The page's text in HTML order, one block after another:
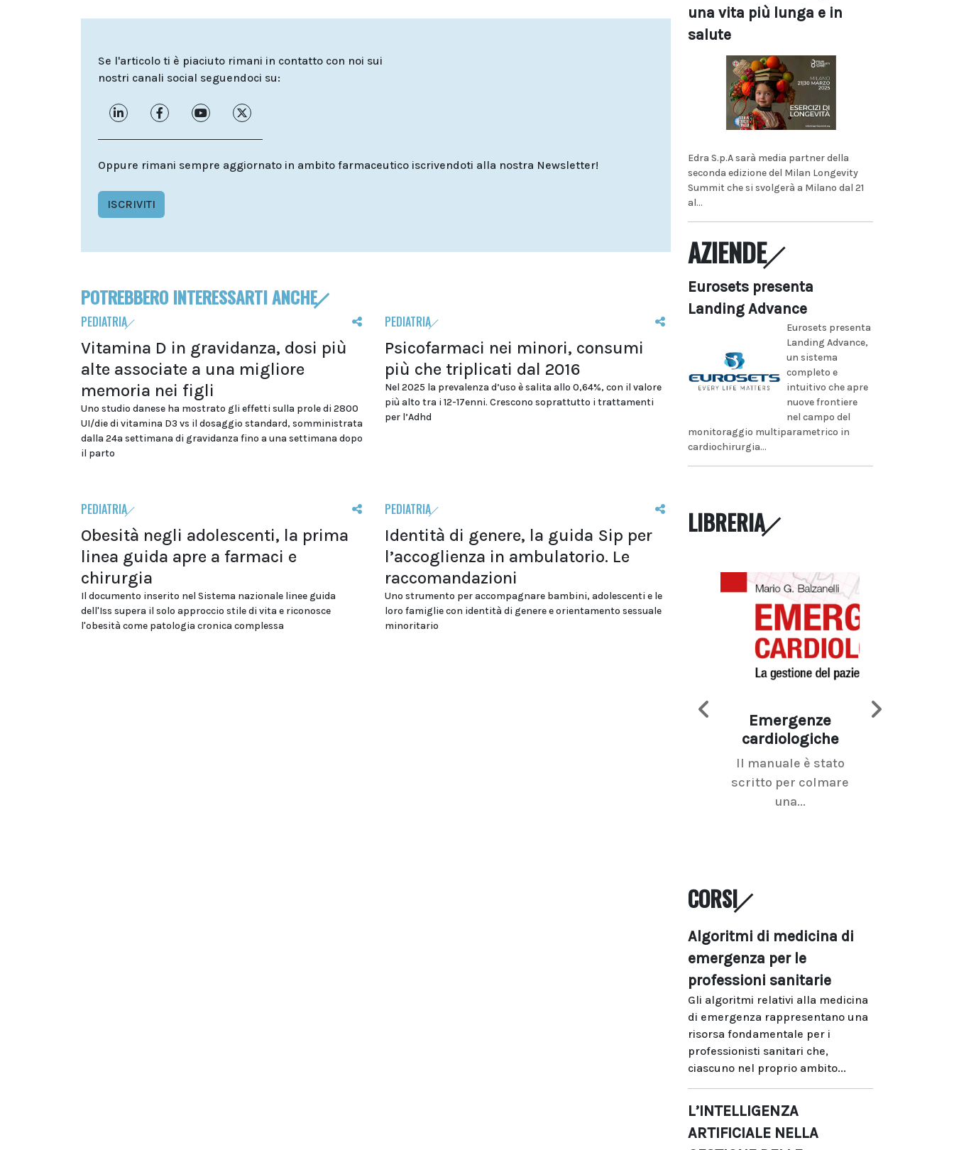
Se l'articolo ti è piaciuto rimani in contatto con noi sui
nostri canali social seguendoci su:
Oppure rimani sempre aggiornato in ambito farmaceutico iscrivendoti alla nostra Newsletter!
ISCRIVITI
POTREBBERO INTERESSARTI ANCHE
PEDIATRIA
Vitamina D in gravidanza, dosi più
alte associate a una migliore
memoria nei figli
Uno studio danese ha mostrato gli effetti sulla prole di 2800
UI/die di vitamina D3 vs il dosaggio standard, somministrata
dalla 24a settimana di gravidanza fino a una settimana dopo
il parto
PEDIATRIA
Psicofarmaci nei minori, consumi
più che triplicati dal 2016
Nel 2025 la prevalenza d’uso è salita allo 0,64%, con il valore
più alto tra i 12-17enni. Crescono soprattutto i trattamenti
per l’Adhd
PEDIATRIA
Obesità negli adolescenti, la prima
linea guida apre a farmaci e
chirurgia
Il documento inserito nel Sistema nazionale linee guida
dell'Iss supera il solo approccio stile di vita e riconosce
l'obesità come patologia cronica complessa
PEDIATRIA
Identità di genere, la guida Sip per
l’accoglienza in ambulatorio. Le
raccomandazioni
Uno strumento per accompagnare bambini, adolescenti e le
loro famiglie con identità di genere e orientamento sessuale
minoritario
una vita più lunga e in
salute
Edra S.p.A sarà media partner della
seconda edizione del Milan Longevity
Summit che si svolgerà a Milano dal 21
al...
AZIENDE
Eurosets presenta
Landing Advance
Eurosets presenta
Landing Advance,
un sistema
completo e
intuitivo che apre
nuove frontiere
nel campo del
monitoraggio multiparametrico in
cardiochirurgia...
LIBRERIA
Emergenze
cardiologiche
Il manuale è stato
scritto per colmare
una...
CORSI
Algoritmi di medicina di
emergenza per le
professioni sanitarie
Gli algoritmi relativi alla medicina
di emergenza rappresentano una
risorsa fondamentale per i
professionisti sanitari che,
ciascuno nel proprio ambito...
L’INTELLIGENZA
ARTIFICIALE NELLA